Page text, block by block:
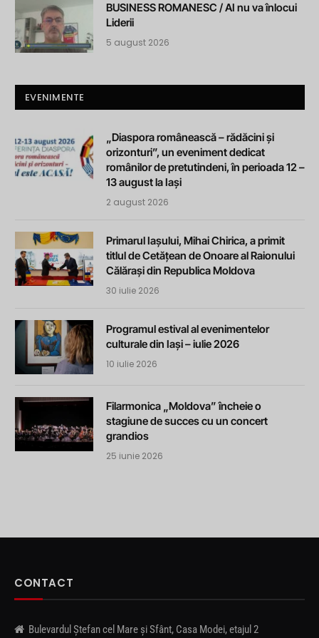
BUSINESS ROMANESC / AI nu va înlocui
Liderii
5 august 2026
EVENIMENTE
„Diaspora românească – rădăcini și
orizonturi”, un eveniment dedicat
românilor de pretutindeni, în perioada 12 –
13 august la Iași
2 august 2026
Primarul Iașului, Mihai Chirica, a primit
titlul de Cetățean de Onoare al Raionului
Călărași din Republica Moldova
30 iulie 2026
Programul estival al evenimentelor
culturale din Iași – iulie 2026
10 iulie 2026
Filarmonica „Moldova” încheie o
stagiune de succes cu un concert
grandios
25 iunie 2026
CONTACT
Bulevardul Ștefan cel Mare și Sfânt, Casa Modei, etajul 2